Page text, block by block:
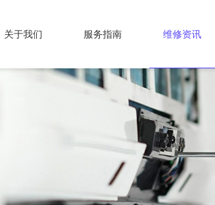
关于我们 服务指南 维修资讯